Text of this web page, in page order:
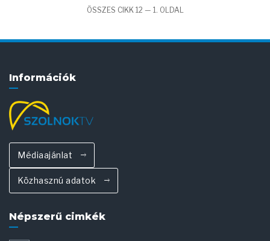
ÖSSZES CIKK 12 — 1. OLDAL
Információk
Médiaajánlat
Közhasznú adatok
Népszerű cimkék